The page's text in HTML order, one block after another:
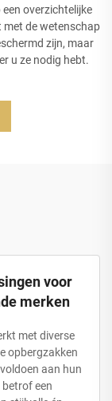
overzichtelijke
met de wetenschap
zijn, maar
u ze nodig hebt.
voor
merken
met diverse
opbergzakken
aan hun
betrof een